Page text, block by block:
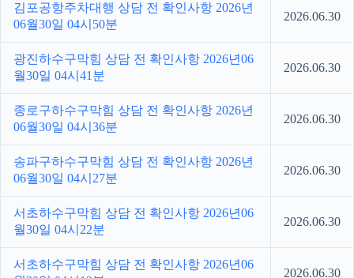
김포공항주차대행 상담 전 확인사항 2026년
06월30일 04시50분
2026.06.30
광진하수구막힘 상담 전 확인사항 2026년06
월30일 04시41분
2026.06.30
종로구하수구막힘 상담 전 확인사항 2026년
06월30일 04시36분
2026.06.30
송파구하수구막힘 상담 전 확인사항 2026년
06월30일 04시27분
2026.06.30
서초하수구막힘 상담 전 확인사항 2026년06
월30일 04시22분
2026.06.30
서초하수구막힘 상담 전 확인사항 2026년06
2026.06.30